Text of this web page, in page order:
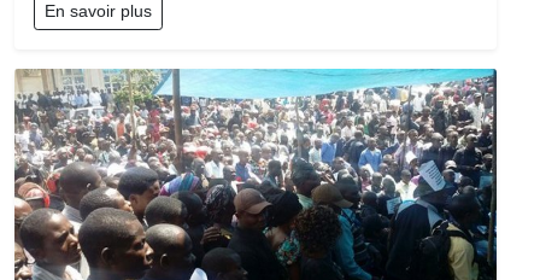
En savoir plus